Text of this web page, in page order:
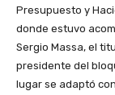
Presupuesto y
donde estuvo
Sergio Massa, el
presidente del
lugar se adaptó